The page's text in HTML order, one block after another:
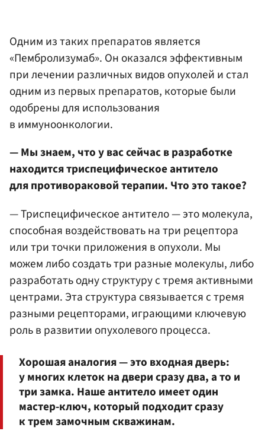
Одним из таких препаратов является
«Пембролизумаб». Он оказался эффективным
при лечении различных видов опухолей и стал
одним из первых препаратов, которые были
одобрены для использования
в иммуноонкологии.
— Мы знаем, что у вас сейчас в разработке
находится триспецифическое антитело
для противораковой терапии. Что это такое?
— Триспецифическое антитело — это молекула,
способная воздействовать на три рецептора
или три точки приложения в опухоли. Мы
можем либо создать три разные молекулы, либо
разработать одну структуру с тремя активными
центрами. Эта структура связывается с тремя
разными рецепторами, играющими ключевую
роль в развитии опухолевого процесса.
Хорошая аналогия — это входная дверь:
у многих клеток на двери сразу два, а то и
три замка. Наше антитело имеет один
мастер-ключ, который подходит сразу
к трем замочным скважинам.